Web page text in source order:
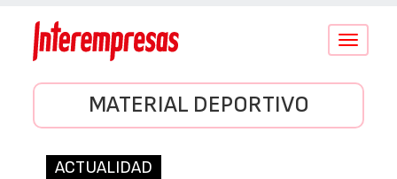
Conmutar
MATERIAL DEPORTIVO
ACTUALIDAD